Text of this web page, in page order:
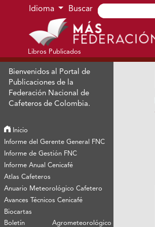
Ir al menú de navegación principal
Ir al contenido principal
Ir al pie de página del sitio
Idioma Buscar
Libros Publicados
Bienvenidos al Portal de
Publicaciones de la
Federación Nacional de
Cafeteros de Colombia.
Inicio
Informe del Gerente General FNC
Informe de Gestión FNC
Informe Anual Cenicafé
Atlas Cafeteros
Anuario Meteorológico Cafetero
Avances Técnicos Cenicafé
Biocartas
Boletín Agrometeorológico